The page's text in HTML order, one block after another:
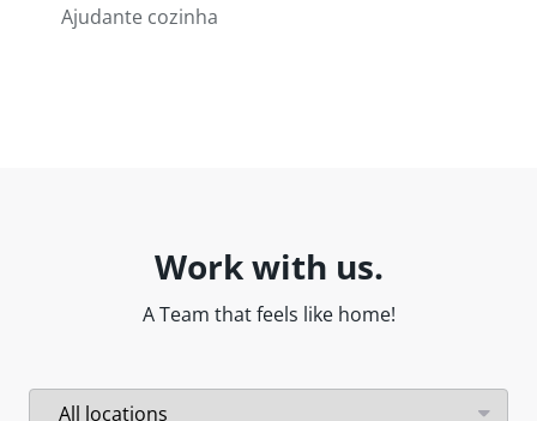
Ajudante cozinha
Work with us.
A Team that feels like home!